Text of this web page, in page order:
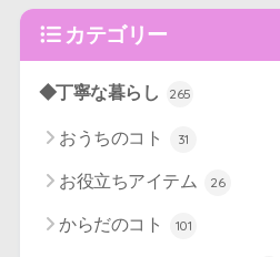
カテゴリー
◆丁寧な暮らし 265
おうちのコト 31
お役立ちアイテム 26
からだのコト 101